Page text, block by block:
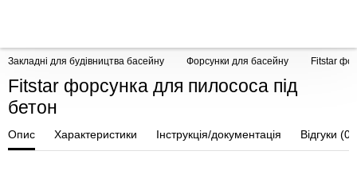
Закладні для будівництва басейну Форсунки для басейну Fitstar
Fitstar форсунка для пилососа під
бетон
Опис Характеристики Інструкція/документація Відгуки (0)